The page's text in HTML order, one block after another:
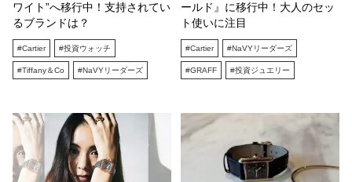
ワイト”へ移行中！支持されてい
るブランドは？
#Cartier #投資ウォッチ
#Tiffany＆Co #NaVYリーダーズ
ールド』に移行中！大人のセッ
ト使いに注目
#Cartier #NaVYリーダーズ
#GRAFF #投資ジュエリー